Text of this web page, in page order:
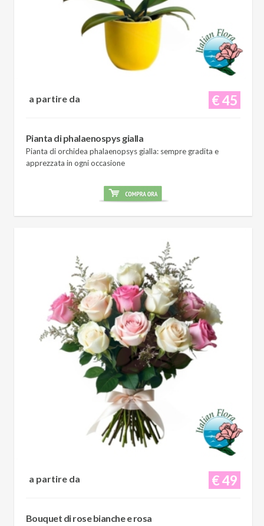
€ 45
a partire da
Pianta di phalaenospys gialla
Pianta di orchidea phalaenopsys gialla: sempre gradita e
apprezzata in ogni occasione
€ 49
a partire da
Bouquet di rose bianche e rosa